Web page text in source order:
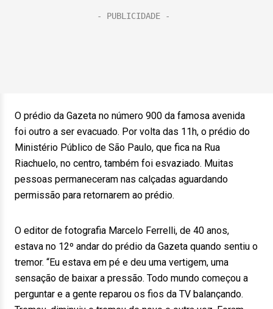
O prédio da Gazeta no número 900 da famosa avenida
foi outro a ser evacuado. Por volta das 11h, o prédio do
Ministério Público de São Paulo, que fica na Rua
Riachuelo, no centro, também foi esvaziado. Muitas
pessoas permaneceram nas calçadas aguardando
permissão para retornarem ao prédio.
O editor de fotografia Marcelo Ferrelli, de 40 anos,
estava no 12º andar do prédio da Gazeta quando sentiu o
tremor. “Eu estava em pé e deu uma vertigem, uma
sensação de baixar a pressão. Todo mundo começou a
perguntar e a gente reparou os fios da TV balançando.